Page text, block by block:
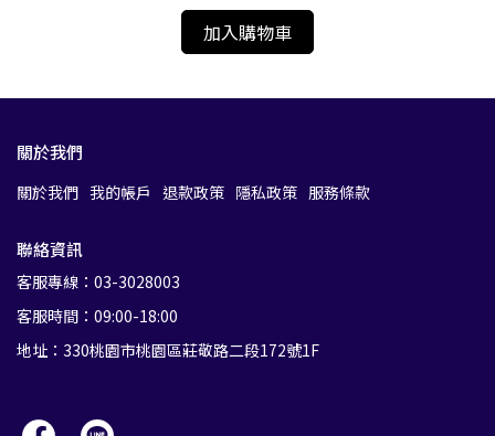
加入購物車
關於我們
關於我們 我的帳戶 退款政策 隱私政策 服務條款
聯絡資訊
客服專線：03-3028003
客服時間：09:00-18:00
地址：330桃園市桃園區莊敬路二段172號1F